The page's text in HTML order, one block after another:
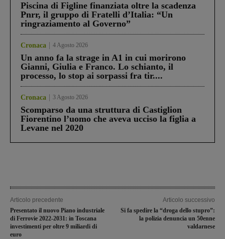
Piscina di Figline finanziata oltre la scadenza
Pnrr, il gruppo di Fratelli d’Italia: “Un
ringraziamento al Governo”
Cronaca 4 Agosto 2026
Un anno fa la strage in A1 in cui morirono
Gianni, Giulia e Franco. Lo schianto, il
processo, lo stop ai sorpassi fra tir....
Cronaca 3 Agosto 2026
Scomparso da una struttura di Castiglion
Fiorentino l’uomo che aveva ucciso la figlia a
Levane nel 2020
Articolo precedente
Presentato il nuovo Piano industriale
di Ferrovie 2022-2031: in Toscana
investimenti per oltre 9 miliardi di
euro
Articolo successivo
Si fa spedire la “droga dello stupro”:
la polizia denuncia un 50enne
valdarnese